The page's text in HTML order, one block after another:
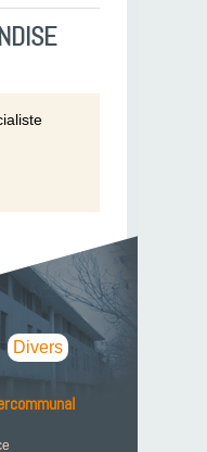
Divers